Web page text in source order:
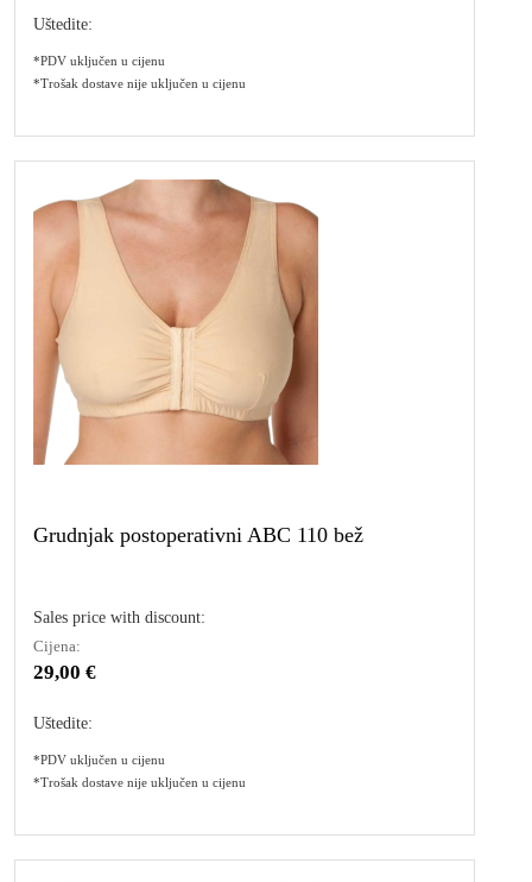
Uštedite:
*PDV uključen u cijenu
*Trošak dostave nije uključen u cijenu
Grudnjak postoperativni ABC 110 bež
Sales price with discount:
Cijena:
29,00 €
Uštedite:
*PDV uključen u cijenu
*Trošak dostave nije uključen u cijenu